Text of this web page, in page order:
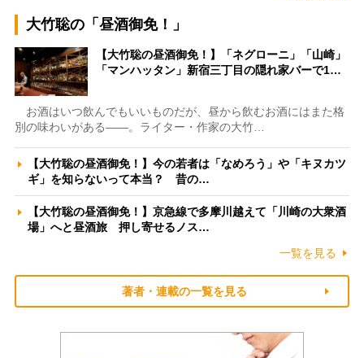
大竹聡の「昼酒御免！」
【大竹聡の昼酒御免！】「ネグローニ」「山崎」
「マンハッタン」新宿三丁目の隠れ家バーで1…
お酒はいつ飲んでもいいものだが、昼から飲むお酒にはまた格
別の味わいがある――。ライター・作家の大竹…
【大竹聡の昼酒御免！】今の若者は「なめろう」や「キヌカツ
ギ」を知らないって本当？ 昔の…
【大竹聡の昼酒御免！】京急線で多摩川越えて「川崎の大衆酒
場」へと昼酒旅 押し寄せるノス…
一覧を見る
著者・連載の一覧を見る